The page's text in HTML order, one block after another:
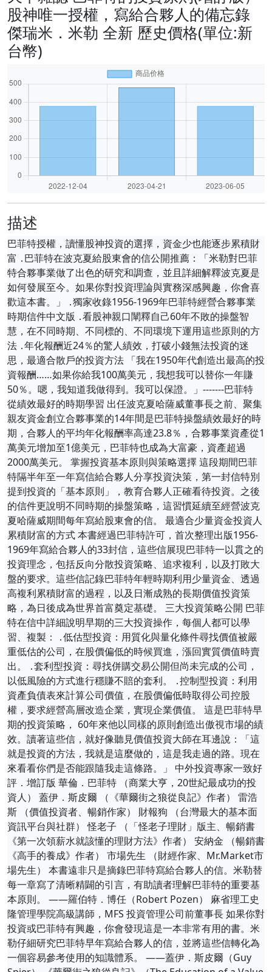
股神唯一授權，寫給合夥人的備忘錄
傑瑞米．米勒 全新 歷史價格(單位:新
台幣)
描述
巴菲特授權，讀懂股神投資的選擇，資金少也能逐步累積財
富 ․巴菲特在波克夏給股東會的信公開推薦：「米勒對巴菲
特合夥事業做了出色的研究和調查，並且詳細解釋波克夏是
如何發展至今。如果你對投資理論與實務深感興趣，你會喜
歡這本書。」 ․獨家收錄1956-1969年巴菲特經營合夥事業
時期信件中文版 ․看股神親口闡釋自己60年不敗的操盤智
慧，在不同時期、不同標的、不同環境下運用這些原則的方
法 ․年化報酬近24％的驚人績效，打破小錢無法投資的迷
思，最適合散戶的投資方法 「我在1950年代創造出最高的投
資報酬……如果你給我100萬美元，我想我可以替你一年賺
50％。嗯，我知道我做得到。我可以保證。」-------巴菲特
從績效最好的時期學習 出任波克夏哈薩威董事長之前、聚集
親友資金創立合夥事業的14年間是巴菲特操盤績效最好的時
期，合夥人的平均年化報酬率高達23.8％，合夥事業資產從1
萬美元增加至1億美元，巴菲特也成為大富豪，資產超過
2000萬美元。 掌握投資基本原則與策略選擇 這段期間巴菲
特隔半年至一年寫信給合夥人分享投資決策，第一封信特別
提到投資的「基本原則」，教育合夥人正確看待投資。之後
的信件更說明不同時期的操盤策略，這習慣延續至經營波克
夏哈薩威期間每年寫給股東會的信。 最適合少量資金投資人
累積財富的方式 本書經過巴菲特許可，首次整理出版1956-
1969年寫給合夥人的33封信，這些信展現巴菲特一以貫之的
投資理念，包括反向分散投資策略、追求複利，以及打敗大
盤的要求。這些信記錄巴菲特年輕時期利用少量資金、透過
高複利累積財富的過程，以及日漸成熟的長期價值投資策
略，為日後成為世界首富奠定基礎。 三大投資策略公開 巴菲
特在信中詳細說明早期的三大投資操作，每個人都可以學
習、複製： ․低估型投資：用質化與量化條件尋找價值被嚴
重低估的公司，在股價偏低的時候買進，漲回實質價值時賣
出。 ․套利型投資：尋找併購交易公開但尚未完成的公司，
以低風險的方式進行穩賺不賠的套利。 ․控制型投資：利用
資產負債表來計算公司價值，在股價偏低時取得公司控股
權，要求經營高層改造企業，實現企業價值。 這是巴菲特早
期的投資策略， 60年來他以同樣的原則創造出傲視市場的績
效。讀著這些信，就好像聽見價值投資大師在耳邊說：「這
就是投資的方法，我就是這麼做的，這是我走過的路。現在
來看看你們是否能跟隨我走這條路。」 中外投資專家一致好
評．增訂版 華倫．巴菲特 （商業大亨，20世紀最成功的投
資人） 蓋伊．斯皮爾 （《華爾街之狼從良記》作者） 雷浩
斯 （價值投資者、暢銷作家） 財報狗 （台灣最大的基本面
資訊平台與社群） 怪老子 （「怪老子理財」版主、暢銷書
《第一次領薪水就該懂的理財方法》作者） 安納金 （暢銷書
《高手的養成》作者） 市場先生 （財經作家、Mr.Market市
場先生） 本書遠非只是摘錄巴菲特寫給合夥人的信。米勒替
每一章寫了清晰精闢的引言，有助讀者理解巴菲特的重要基
本原則。 ——羅伯特．博任（Robert Pozen） 麻省理工史
隆管理學院高級講師，MFS 投資管理公司前董事長 如果你對
投資或巴菲特有興趣，你會發現這是一本非常有用的書。米
勒仔細研究巴菲特早年寫給合夥人的信，並將這些信轉化為
一個容易參考使用的知識體系。 ——蓋伊．斯皮爾（Guy